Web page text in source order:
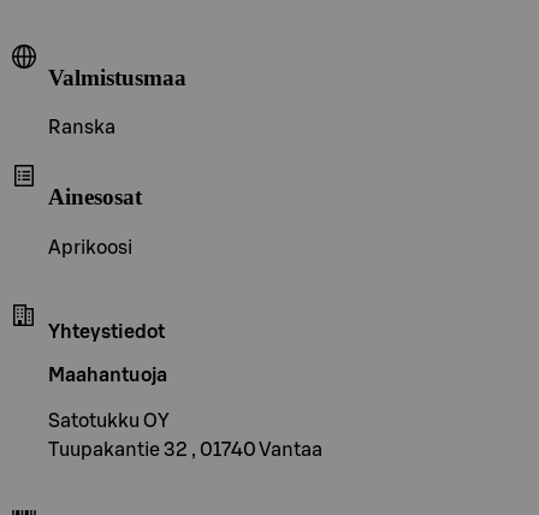
Valmistusmaa
Ranska
Ainesosat
Aprikoosi
Yhteystiedot
Maahantuoja
Satotukku OY
Tuupakantie 32 , 01740 Vantaa